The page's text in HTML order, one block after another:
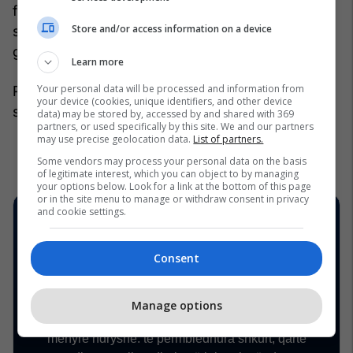
fizike gjatë shtatzënisë, të ushqeheni
shëndetshëm dhe që të keni përkrahjen e duhur
gjatë lindjes.
Paçit një lindje të lehtë dhe një bebe të
shëndetshme!/Telegrafi/
Store and/or access information on a device
Learn more
Your personal data will be processed and information from
your device (cookies, unique identifiers, and other device
data) may be stored by, accessed by and shared with 369
partners, or used specifically by this site. We and our partners
may use precise geolocation data. List of partners.
Some vendors may process your personal data on the basis
of legitimate interest, which you can object to by managing
your options below. Look for a link at the bottom of this page
or in the site menu to manage or withdraw consent in privacy
and cookie settings.
Consent
Manage options